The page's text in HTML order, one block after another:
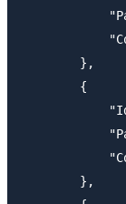
        },
        {
        },